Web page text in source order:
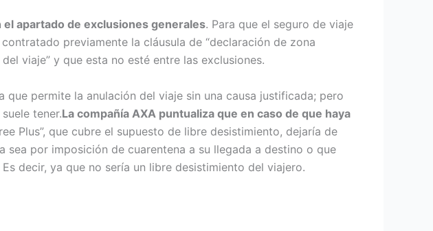
apartado de exclusiones generales. Para que el seguro de viaje
previamente la cláusula de “declaración de zona
viaje” y que esta no esté entre las exclusiones.
permite la anulación del viaje sin una causa justificada; pero
tener.La compañía AXA puntualiza que en caso de que haya
Plus”, que cubre el supuesto de libre desistimiento, dejaría de
por imposición de cuarentena a su llegada a destino o que
decir, ya que no sería un libre desistimiento del viajero.